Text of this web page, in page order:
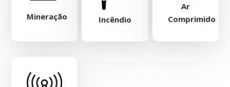
Mineração Incêndio
Ar
Comprimido